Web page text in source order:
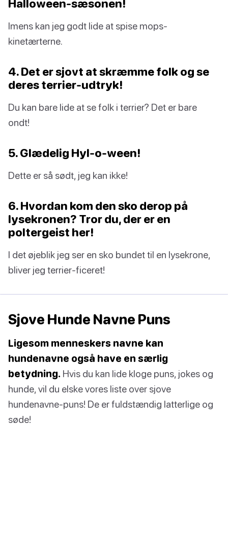
Halloween-sæsonen!
Imens kan jeg godt lide at spise mops-
kinetærterne.
4. Det er sjovt at skræmme folk og se
deres terrier-udtryk!
Du kan bare lide at se folk i terrier? Det er bare
ondt!
5. Glædelig Hyl-o-ween!
Dette er så sødt, jeg kan ikke!
6. Hvordan kom den sko derop på
lysekronen? Tror du, der er en
poltergeist her!
I det øjeblik jeg ser en sko bundet til en lysekrone,
bliver jeg terrier-ficeret!
Sjove Hunde Navne Puns
Ligesom menneskers navne kan
hundenavne også have en særlig
betydning. Hvis du kan lide kloge puns, jokes og
hunde, vil du elske vores liste over sjove
hundenavne-puns! De er fuldstændig latterlige og
søde!